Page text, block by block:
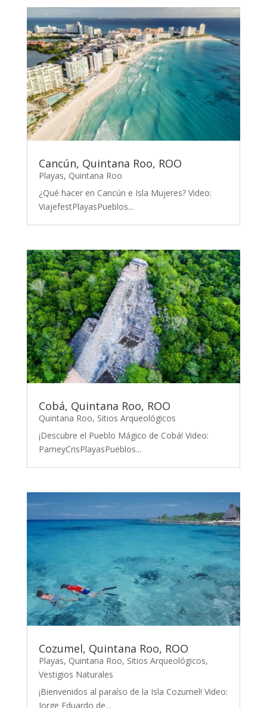
Cancún, Quintana Roo, ROO
Playas, Quintana Roo
¿Qué hacer en Cancún e Isla Mujeres? Video:
ViajefestPlayasPueblos...
Cobá, Quintana Roo, ROO
Quintana Roo, Sitios Arqueológicos
¡Descubre el Pueblo Mágico de Cobá! Video:
PameyCrisPlayasPueblos...
Cozumel, Quintana Roo, ROO
Playas, Quintana Roo, Sitios Arqueológicos,
Vestigios Naturales
¡Bienvenidos al paraíso de la Isla Cozumel! Video:
Jorge Eduardo de...